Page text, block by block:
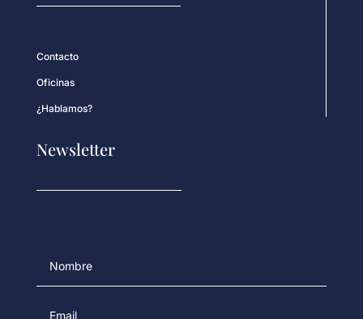
Contacto
Oficinas
¿Hablamos?
Newsletter